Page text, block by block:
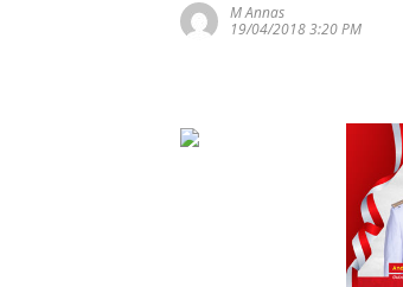
M Annas
19/04/2018 3:20 PM